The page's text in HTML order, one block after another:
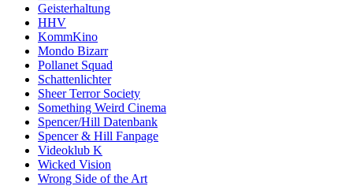
Geisterhaltung
HHV
KommKino
Mondo Bizarr
Pollanet Squad
Schattenlichter
Sheer Terror Society
Something Weird Cinema
Spencer/Hill Datenbank
Spencer & Hill Fanpage
Videoklub K
Wicked Vision
Wrong Side of the Art